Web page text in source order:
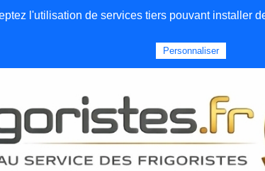
Emploi Qui
l'utilisation de services tiers pouvant installer
Personnaliser